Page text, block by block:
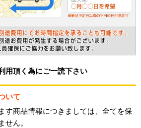
用頂く為にご一読下さい
いて
す商品情報につきましては、全てを保
せん。